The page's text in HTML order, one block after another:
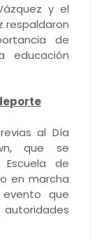
y el
respaldaron
de
educación
al Día
que se
de
en marcha
que
autoridades